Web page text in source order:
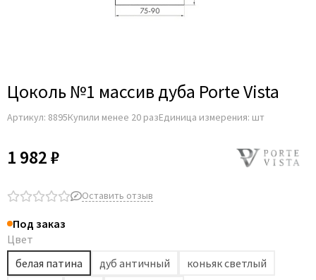
Цоколь №1 массив дуба Porte Vista
Артикул: 8895Купили менее 20 разЕдиница измерения: шт
1 982 ₽
Оставить отзыв
Под заказ
Цвет
белая патина
дуб античный
коньяк светлый